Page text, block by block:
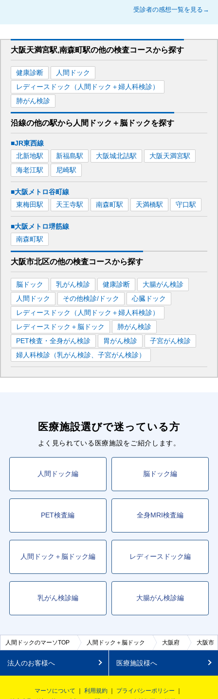
受診者の感想一覧を見る→
大阪天満宮駅,南森町駅の他の検査コースから探す
健康診断
人間ドック
レディースドック（人間ドック＋婦人科検診）
肺がん検診
沿線の他の駅から 人間ドック＋脳ドックを探す
■JR東西線
北新地駅 新福島駅 大阪城北詰駅 大阪天満宮駅
海老江駅 尼崎駅
■大阪メトロ谷町線
東梅田駅 天王寺駅 南森町駅 天満橋駅 守口駅
■大阪メトロ堺筋線
南森町駅
大阪市北区の他の検査コースから探す
脳ドック 乳がん検診 健康診断
大腸がん検診
人間ドック
その他検診/ドック
心臓ドック
レディースドック（人間ドック＋婦人科検診）
レディースドック＋脳ドック
肺がん検診
PET検査・全身がん検診
胃がん検診
子宮がん検診
婦人科検診（乳がん検診、子宮がん検診）
医療施設選びで迷っている方
よく見られている医療施設をご紹介します。
人間ドック編 脳ドック編
PET検査編 全身MRI検査編
人間ドック＋脳ドック編 レディースドック編
乳がん検診編 大腸がん検診編
人間ドックのマーソTOP 人間ドック＋脳ドック 大阪府 大阪市
法人のお客様へ 医療施設様へ
マーソについて 利用規約
プライバシーポリシー